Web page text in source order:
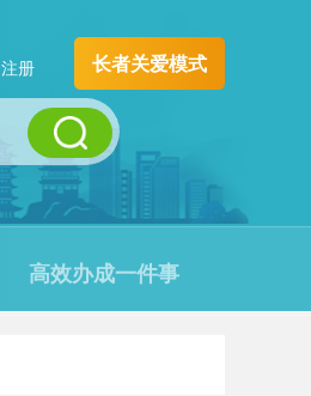
注册 长者关爱模式
高效办成一件事